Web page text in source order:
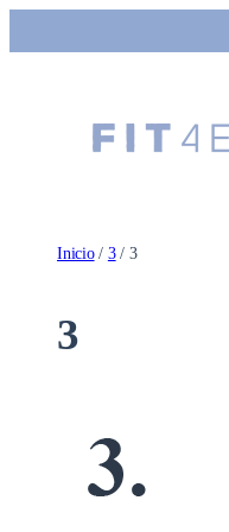
al
Inicio/ 3/ 3
3